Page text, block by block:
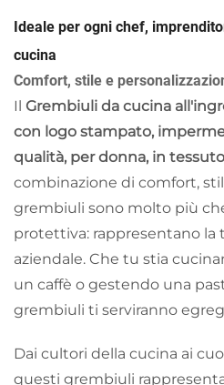
Ideale per ogni chef,
cucina
Comfort, stile e
Il Grembiuli da cucina
con logo stampato,
qualità, per donna, in
combinazione di comfort,
grembiuli sono molto più
protettiva: rappresentano la
aziendale. Che tu stia
un caffè o gestendo una
grembiuli ti serviranno
Dai cultori della cucina ai
questi grembiuli